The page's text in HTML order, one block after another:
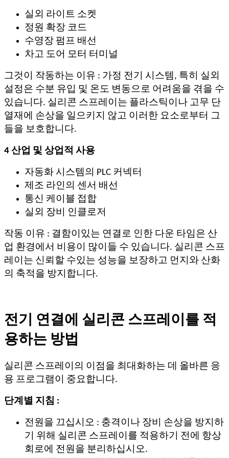
실외 라이트 소켓
정원 확장 코드
수영장 펌프 배선
차고 도어 모터 터미널
그것이 작동하는 이유 : 가정 전기 시스템, 특히 실외
설정은 수분 유입 및 온도 변동으로 어려움을 겪을 수
있습니다. 실리콘 스프레이는 플라스틱이나 고무 단
열재에 손상을 일으키지 않고 이러한 요소로부터 그
들을 보호합니다.
4 산업 및 상업적 사용
자동화 시스템의 PLC 커넥터
제조 라인의 센서 배선
통신 케이블 접합
실외 장비 인클로저
작동 이유 : 결함이있는 연결로 인한 다운 타임은 산
업 환경에서 비용이 많이들 수 있습니다. 실리콘 스프
레이는 신뢰할 수있는 성능을 보장하고 먼지와 산화
의 축적을 방지합니다.
전기 연결에 실리콘 스프레이를 적
용하는 방법
실리콘 스프레이의 이점을 최대화하는 데 올바른 응
용 프로그램이 중요합니다.
단계별 지침 :
전원을 끄십시오 : 충격이나 장비 손상을 방지하
기 위해 실리콘 스프레이를 적용하기 전에 항상
회로에 전원을 분리하십시오.